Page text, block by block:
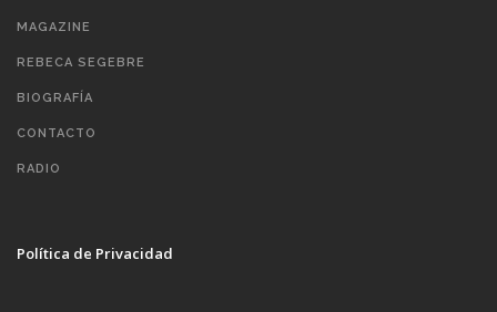
MAGAZINE
REBECA SEGEBRE
BIOGRAFÍA
CONTACTO
RADIO
Política de Privacidad